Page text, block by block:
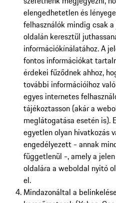
elengedhetetlen és
felhasználók mindig csak
oldalán keresztül
információkínálatához. A
fontos információkat
érdekei fűződnek ahhoz,
további információihoz
egyes internetes
tájékoztasson (akár a
meglátogatása esetén is).
egyetlen olyan hivatkozás
engedélyezett - annak
függetlenül -, amely a
oldalára a weboldal nyitó
el.
Mindazonáltal a